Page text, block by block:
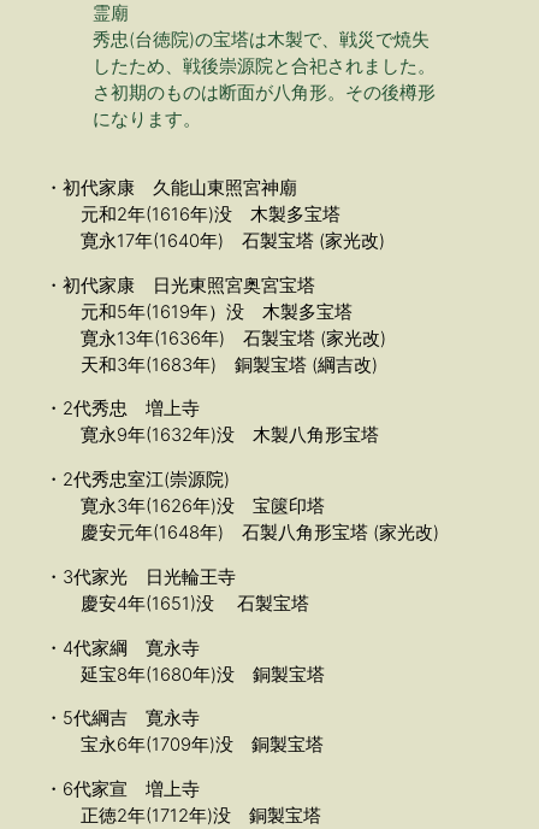
霊廟
秀忠(台徳院)の宝塔は木製で、戦災で焼失
したため、戦後崇源院と合祀されました。
さ初期のものは断面が八角形。その後樽形
になります。
・初代家康 久能山東照宮神廟
元和2年(1616年)没 木製多宝塔
寛永17年(1640年) 石製宝塔 (家光改)
・初代家康 日光東照宮奥宮宝塔
元和5年(1619年）没 木製多宝塔
寛永13年(1636年) 石製宝塔 (家光改)
天和3年(1683年) 銅製宝塔 (綱吉改)
・2代秀忠 増上寺
寛永9年(1632年)没 木製八角形宝塔
・2代秀忠室江(崇源院)
寛永3年(1626年)没 宝篋印塔
慶安元年(1648年) 石製八角形宝塔 (家光改)
・3代家光 日光輪王寺
慶安4年(1651)没 石製宝塔
・4代家綱 寛永寺
延宝8年(1680年)没 銅製宝塔
・5代綱吉 寛永寺
宝永6年(1709年)没 銅製宝塔
・6代家宣 増上寺
正徳2年(1712年)没 銅製宝塔